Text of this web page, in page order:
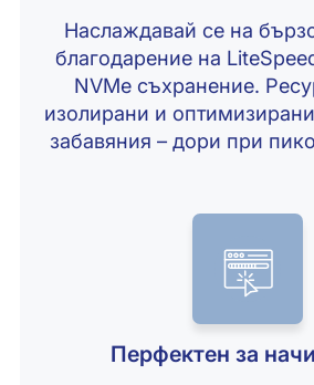
Наслаждавай се на
благодарение на
NVMe съхранение.
изолирани и
забавяния – дори при
Перфектен за